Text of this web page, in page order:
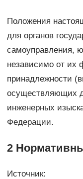
Положения
для органов
самоуправления,
независимо от их
принадлежности
осуществляющих
инженерных
Федерации.
2
Источник: